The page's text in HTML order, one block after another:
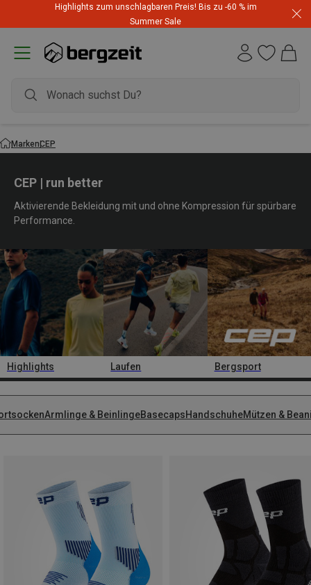
Highlights zum unschlagbaren Preis! Bis zu -60 % im
Summer Sale
MarkenCEP
CEP | run better
Aktivierende Bekleidung mit und ohne Kompression für spürbare
Performance.
Highlights Laufen Bergsport
Armlinge & BeinlingeBasecapsHandschuheMützen &